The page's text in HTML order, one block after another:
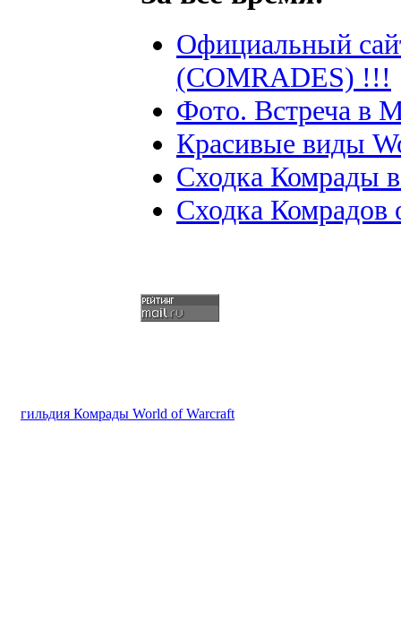
Официальный
(COMRADES) !!!
Фото. Встреча в
Красивые виды
Сходка Комрады
Сходка Комрадов
гильдия Комрады World of Warcraft